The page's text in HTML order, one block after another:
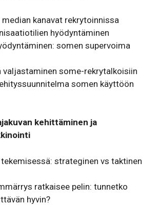
kanavat rekrytoinnissa
hyödyntäminen
somen supervoima
valjastaminen some-rekrytalkoisiin
somen käyttöön
kehittäminen ja
strateginen vs taktinen
ratkaisee pelin: tunnetko
hyvin?